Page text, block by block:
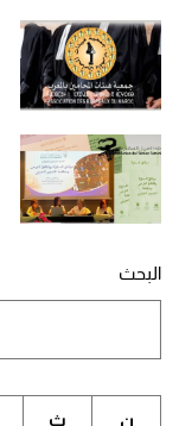
البحث
ن ث